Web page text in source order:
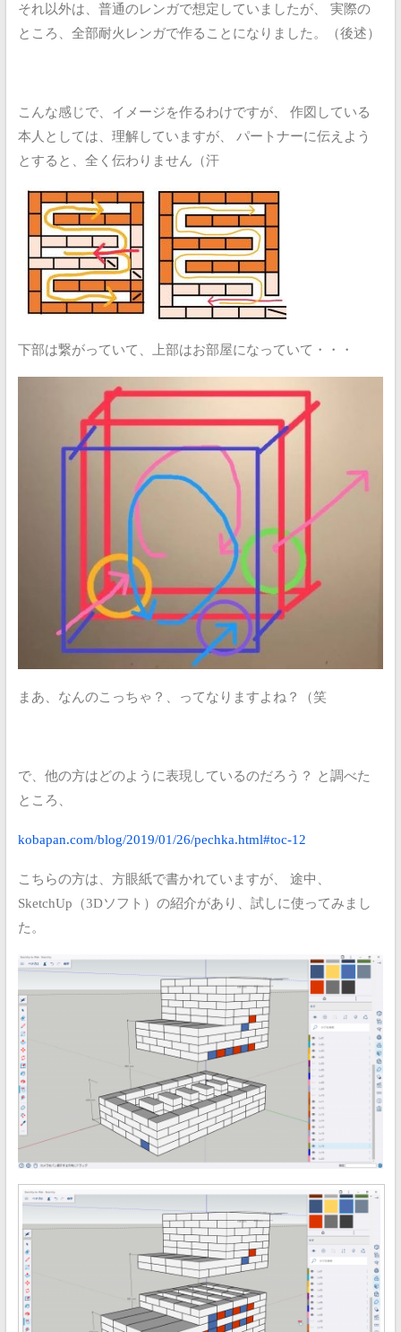
それ以外は、普通のレンガで想定していましたが、
実際の
ところ、全部耐火レンガで作ることになりました。（後述）
こんな感じで、イメージを作るわけですが、
作図している
本人としては、理解していますが、
パートナーに伝えよう
とすると、全く伝わりません（汗
下部は繋がっていて、上部はお部屋になっていて・・・
まあ、なんのこっちゃ？、ってなりますよね？（笑
で、他の方はどのように表現しているのだろう？ と調べた
ところ、
kobapan.com/blog/2019/01/26/pechka.html#toc-12
こちらの方は、方眼紙で書かれていますが、
途中、
SketchUp（3Dソフト）の紹介があり、試しに使ってみまし
た。